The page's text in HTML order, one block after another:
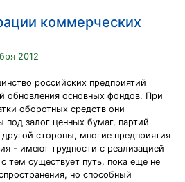
коммерческих
2012
российских предприятий
обновления основных фондов. При
оборотных средств они
залог ценных бумаг, партий
стороны, многие предприятия
- имеют трудности с реализацией
тем существует путь, пока еще не
но способный